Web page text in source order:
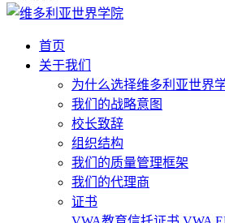
首页
关于我们
为什么选择维多利亚世界
我们的战略意图
校长致辞
组织结构
我们的质量管理框架
我们的代理商
证书